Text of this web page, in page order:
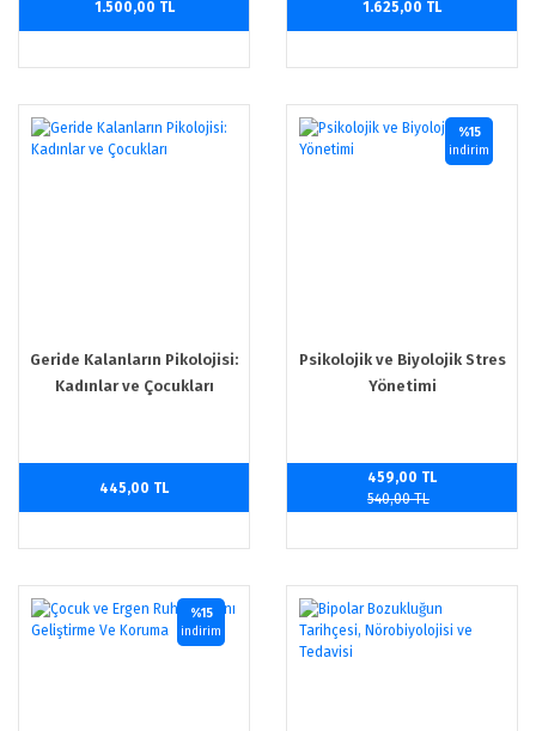
1.500,00 TL 1.625,00 TL
Geride Kalanların Pikolojisi:
Kadınlar ve Çocukları
445,00 TL
Psikolojik ve Biyolojik Stres
Yönetimi
%15
indirim
459,00 TL
540,00 TL
%15
indirim